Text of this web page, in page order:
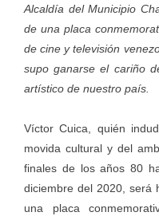
Alcaldía del Municipio
de una placa
de cine y televisión
supo ganarse el cariño
artístico de nuestro país.
Víctor Cuica, quién
movida cultural y del
finales de los años 80
diciembre del 2020, será
una placa